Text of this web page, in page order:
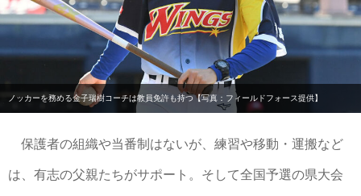
ノッカーを務める金子瑞樹コーチは教員免許も持つ【写真：フィールドフォース提供】
保護者の組織や当番制はないが、練習や移動・運搬など
は、有志の父親たちがサポート。そして全国予選の県大会